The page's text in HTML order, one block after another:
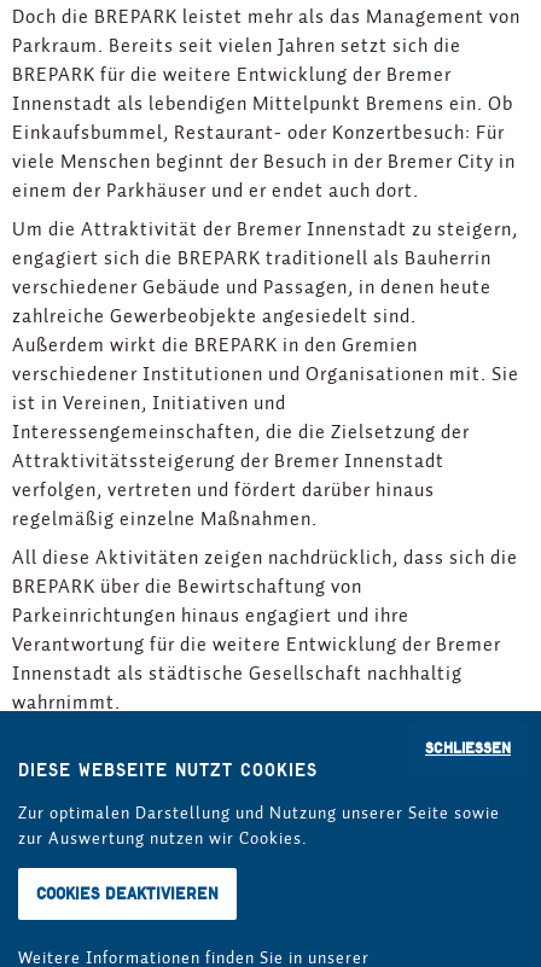
Schließen
Diese Webseite nutzt Cookies
Zur optimalen Darstellung und Nutzung unserer Seite sowie
zur Auswertung nutzen wir Cookies.
Weitere Informationen finden Sie in unserer
Doch die BREPARK leistet mehr als das Management von
Parkraum. Bereits seit vielen Jahren setzt sich die
BREPARK für die weitere Entwicklung der Bremer
Innenstadt als lebendigen Mittelpunkt Bremens ein. Ob
Einkaufsbummel, Restaurant- oder Konzertbesuch: Für
viele Menschen beginnt der Besuch in der Bremer City in
einem der Parkhäuser und er endet auch dort.
Um die Attraktivität der Bremer Innenstadt zu steigern,
engagiert sich die BREPARK traditionell als Bauherrin
verschiedener Gebäude und Passagen, in denen heute
zahlreiche Gewerbeobjekte angesiedelt sind.
Außerdem wirkt die BREPARK in den Gremien
verschiedener Institutionen und Organisationen mit. Sie
ist in Vereinen, Initiativen und
Interessengemeinschaften, die die Zielsetzung der
Attraktivitätssteigerung der Bremer Innenstadt
verfolgen, vertreten und fördert darüber hinaus
regelmäßig einzelne Maßnahmen.
All diese Aktivitäten zeigen nachdrücklich, dass sich die
BREPARK über die Bewirtschaftung von
Parkeinrichtungen hinaus engagiert und ihre
Verantwortung für die weitere Entwicklung der Bremer
Innenstadt als städtische Gesellschaft nachhaltig
wahrnimmt.
Leichte Sprache
Gebärdensprache
Barrierefreiheit
Impressum
AEB